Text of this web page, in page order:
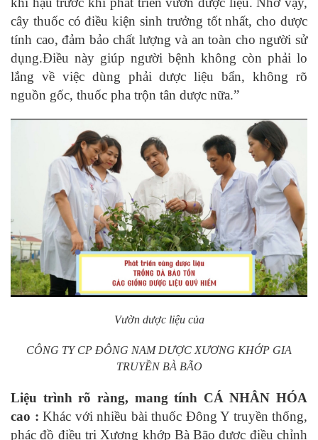
cây thuốc có điều kiện sinh trưởng tốt nhất, cho dược
tính cao, đảm bảo chất lượng và an toàn cho người sử
dụng.Điều này giúp người bệnh không còn phải lo
lắng về việc dùng phải dược liệu bẩn, không rõ
nguồn gốc, thuốc pha trộn tân dược nữa.”
Vườn dược liệu của
CÔNG TY CP ĐÔNG NAM DƯỢC XƯƠNG KHỚP GIA
TRUYỀN BÀ BÃO
Liệu trình rõ ràng, mang tính CÁ NHÂN HÓA
cao : Khác với nhiều bài thuốc Đông Y truyền thống,
phác đồ điều trị Xương khớp Bà Bão được điều chỉnh